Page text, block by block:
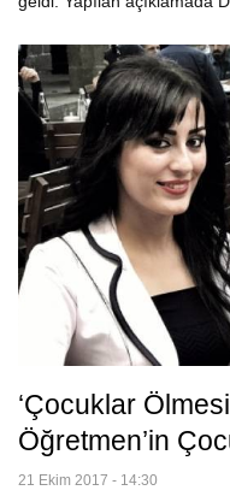
‘Çocuklar
Öğretmen’in
21 Ekim 2017 - 14:30